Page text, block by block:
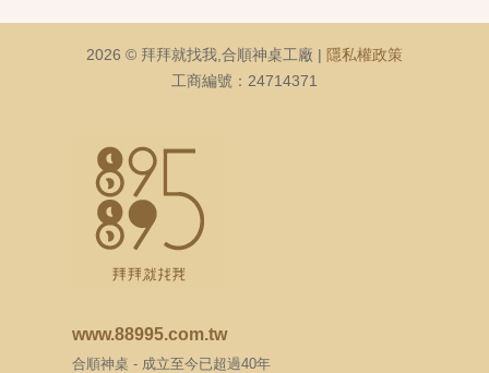
2026 © 拜拜就找我,合順神桌工廠 | 隱私權政策
工商編號：24714371
www.88995.com.tw
合順神桌 - 成立至今已超過40年